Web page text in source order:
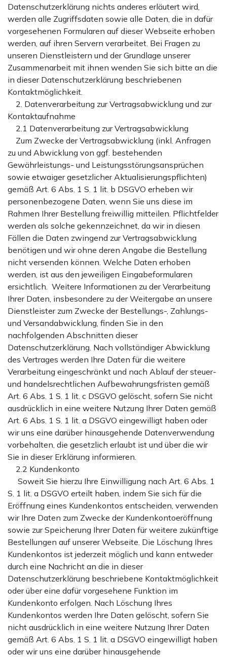
Datenschutzerklärung nichts anderes erläutert wird,
werden alle Zugriffsdaten sowie alle Daten, die in dafür
vorgesehenen Formularen auf dieser Webseite erhoben
werden, auf ihren Servern verarbeitet. Bei Fragen zu
unseren Dienstleistern und der Grundlage unserer
Zusammenarbeit mit ihnen wenden Sie sich bitte an die
in dieser Datenschutzerklärung beschriebenen
Kontaktmöglichkeit.
2. Datenverarbeitung zur Vertragsabwicklung und zur
Kontaktaufnahme
2.1 Datenverarbeitung zur Vertragsabwicklung
Zum Zwecke der Vertragsabwicklung (inkl. Anfragen
zu und Abwicklung von ggf. bestehenden
Gewährleistungs- und Leistungsstörungsansprüchen
sowie etwaiger gesetzlicher Aktualisierungspflichten)
gemäß Art. 6 Abs. 1 S. 1 lit. b DSGVO erheben wir
personenbezogene Daten, wenn Sie uns diese im
Rahmen Ihrer Bestellung freiwillig mitteilen. Pflichtfelder
werden als solche gekennzeichnet, da wir in diesen
Fällen die Daten zwingend zur Vertragsabwicklung
benötigen und wir ohne deren Angabe die Bestellung
nicht versenden können. Welche Daten erhoben
werden, ist aus den jeweiligen Eingabeformularen
ersichtlich. Weitere Informationen zu der Verarbeitung
Ihrer Daten, insbesondere zu der Weitergabe an unsere
Dienstleister zum Zwecke der Bestellungs-, Zahlungs-
und Versandabwicklung, finden Sie in den
nachfolgenden Abschnitten dieser
Datenschutzerklärung. Nach vollständiger Abwicklung
des Vertrages werden Ihre Daten für die weitere
Verarbeitung eingeschränkt und nach Ablauf der steuer-
und handelsrechtlichen Aufbewahrungsfristen gemäß
Art. 6 Abs. 1 S. 1 lit. c DSGVO gelöscht, sofern Sie nicht
ausdrücklich in eine weitere Nutzung Ihrer Daten gemäß
Art. 6 Abs. 1 S. 1 lit. a DSGVO eingewilligt haben oder
wir uns eine darüber hinausgehende Datenverwendung
vorbehalten, die gesetzlich erlaubt ist und über die wir
Sie in dieser Erklärung informieren.
2.2 Kundenkonto
Soweit Sie hierzu Ihre Einwilligung nach Art. 6 Abs. 1
S. 1 lit. a DSGVO erteilt haben, indem Sie sich für die
Eröffnung eines Kundenkontos entscheiden, verwenden
wir Ihre Daten zum Zwecke der Kundenkontoeröffnung
sowie zur Speicherung Ihrer Daten für weitere zukünftige
Bestellungen auf unserer Webseite. Die Löschung Ihres
Kundenkontos ist jederzeit möglich und kann entweder
durch eine Nachricht an die in dieser
Datenschutzerklärung beschriebene Kontaktmöglichkeit
oder über eine dafür vorgesehene Funktion im
Kundenkonto erfolgen. Nach Löschung Ihres
Kundenkontos werden Ihre Daten gelöscht, sofern Sie
nicht ausdrücklich in eine weitere Nutzung Ihrer Daten
gemäß Art. 6 Abs. 1 S. 1 lit. a DSGVO eingewilligt haben
oder wir uns eine darüber hinausgehende